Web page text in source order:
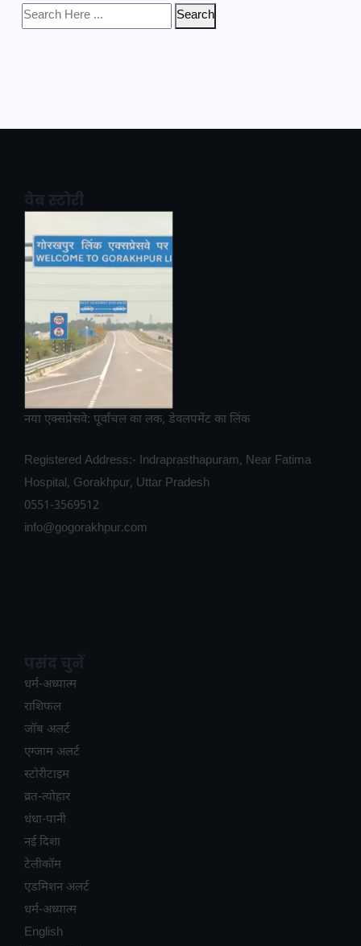
Search
नया एक्सप्रेसवे: पूर्वांचल का लक, डेवलपमेंट का लिंक
Registered Address:- Indraprasthapuram, Near Fatima
Hospital, Gorakhpur, Uttar Pradesh
0551-3569512
info@gogorakhpur.com
धर्म-अध्यात्म
राशिफल
जॉब अलर्ट
एग्जाम अलर्ट
स्टोरीटाइम
व्रत-त्योहार
धंधा-पानी
नई दिशा
टेलीकॉम
ए​डमिशन अलर्ट
धर्म-अध्यात्म
English